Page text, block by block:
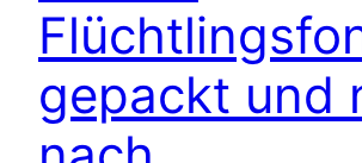
gepackt und